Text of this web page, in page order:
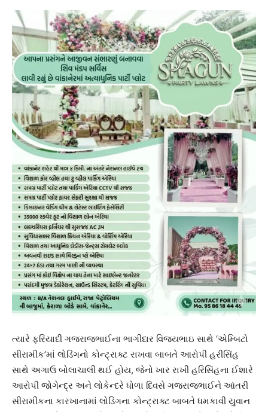
ત્યારે ફરિયાદી ગજરાજભાઈના ભાગીદાર વિજયભાઇ સાથે ‘એમ્બિટો
સીરામીક’માં લોડિંગનો કોન્ટ્રાક્ટ રાખવા બાબતે આરોપી હરીસિંહ
સાથે અગાઉ બોલાચાલી થઈ હોય, જેનો ખાર રાખી હરિસિંહના ઈશારે
આરોપી જોગેન્દ્ર અને લોકેન્દરે ધોળા દિવસે ગજરાજભાઈને આંતરી
સીરામીકના કારખાનામાં લોડિંગના કોન્ટ્રાક્ટ બાબતે ધમકાવી યુવાન